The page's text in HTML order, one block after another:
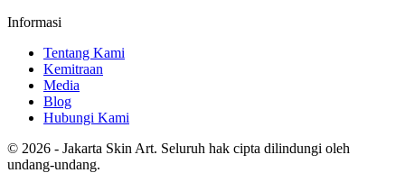
Informasi
Tentang Kami
Kemitraan
Media
Blog
Hubungi Kami
© 2026 - Jakarta Skin Art. Seluruh hak cipta dilindungi oleh
undang-undang.